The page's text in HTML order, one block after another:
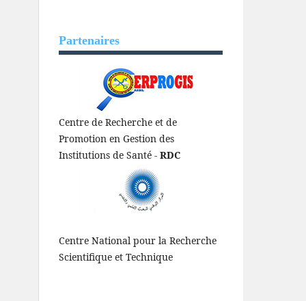
Partenaires
Centre de Recherche et de
Promotion en Gestion des
Institutions de Santé - RDC
Centre National pour la Recherche
Scientifique et Technique